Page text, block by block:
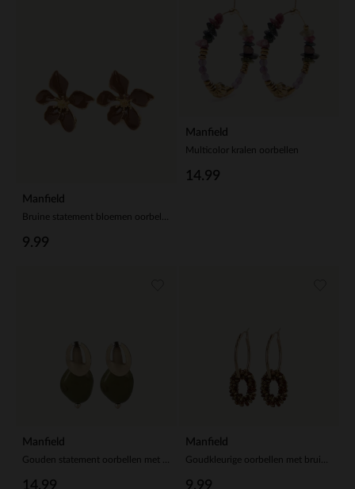
Manfield
9.99
Manfield
Multicolor kralen oorbellen
14.99
Manfield
14.99
Manfield
9.99